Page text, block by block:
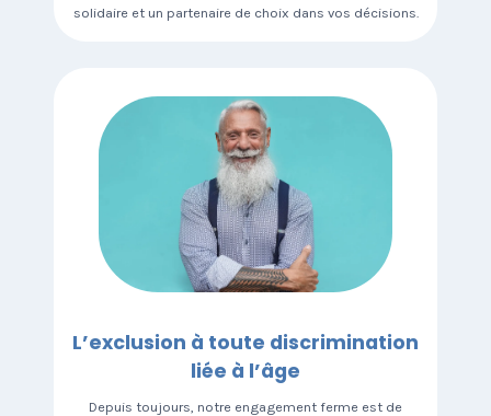
solidaire et un partenaire de choix dans vos décisions.
L’exclusion à toute discrimination
liée à l’âge
Depuis toujours, notre engagement ferme est de